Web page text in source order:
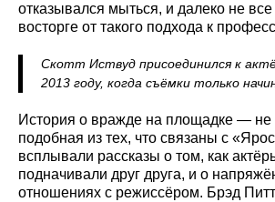
отказывался мыться, и далеко не
восторге от такого подхода к
Скотт Иствуд присоединился к
2013 году, когда съёмки только
История о вражде на площадке — не
подобная из тех, что связаны с
всплывали рассказы о том, как
подначивали друг друга, и о
отношениях с режиссёром. Брэд